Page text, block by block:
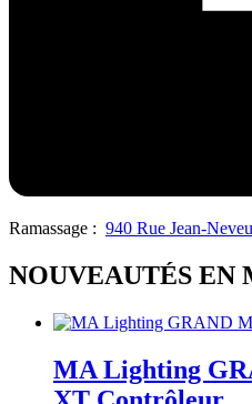
Ramassage : 940 Rue Jean-
NOUVEAUTÉS EN
MA Lighting